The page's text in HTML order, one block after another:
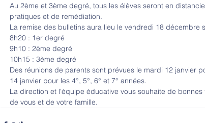
Au 2ème et 3ème degré, tous les élèves seront en
pratiques et de remédiation.
La remise des bulletins aura lieu le vendredi 18 décembre
8h20 : 1er degré
9h10 : 2ème degré
10h15 : 3ème degré
Des réunions de parents sont prévues le mardi 12 janvier
14 janvier pour les 4°, 5°, 6° et 7° années.
La direction et l'équipe éducative vous souhaite de
de vous et de votre famille.